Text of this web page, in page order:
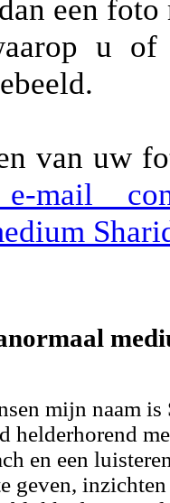
een
u
van uw
mail
mijn naam is
helderhorend
en een
geven,